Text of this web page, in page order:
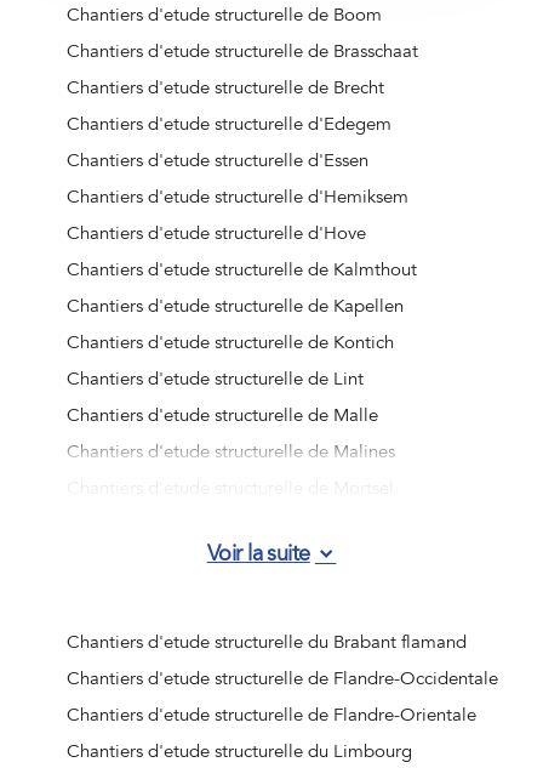
Chantiers d'etude structurelle de Boom
Chantiers d'etude structurelle de Brasschaat
Chantiers d'etude structurelle de Brecht
Chantiers d'etude structurelle d'Edegem
Chantiers d'etude structurelle d'Essen
Chantiers d'etude structurelle d'Hemiksem
Chantiers d'etude structurelle d'Hove
Chantiers d'etude structurelle de Kalmthout
Chantiers d'etude structurelle de Kapellen
Chantiers d'etude structurelle de Kontich
Chantiers d'etude structurelle de Lint
Chantiers d'etude structurelle de Malle
Chantiers d'etude structurelle de Malines
Chantiers d'etude structurelle de Rumst
Chantiers d'etude structurelle de Schilde
Chantiers d'etude structurelle de Schoten
Chantiers d'etude structurelle de Stabroek
Chantiers d'etude structurelle de Wijnegem
Voir la suite
Chantiers d'etude structurelle du Brabant flamand
Chantiers d'etude structurelle de Flandre-Occidentale
Chantiers d'etude structurelle de Flandre-Orientale
Chantiers d'etude structurelle du Limbourg